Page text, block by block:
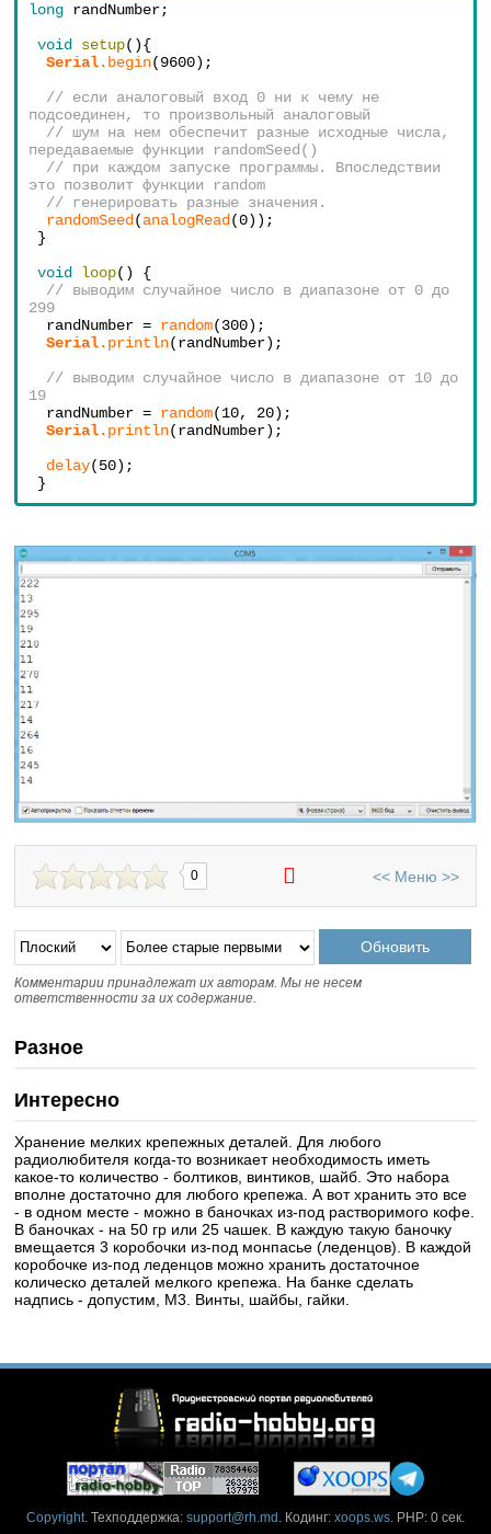
long randNumber;
void
setup(){
Serial.begin(9600);
// если аналоговый вход 0 ни к чему не
подсоединен, то произвольный аналоговый
// шум на нем обеспечит разные исходные числа,
передаваемые функции randomSeed()
// при каждом запуске программы. Впоследствии
это позволит функции random
// генерировать разные значения.
randomSeed (analogRead (0));
}
void
loop() {
// выводим случайное число в диапазоне от 0 до
299
randNumber = random(300);
Serial.println(randNumber);
// выводим случайное число в диапазоне от 10 до
19
randNumber = random(10, 20);
Serial.println(randNumber);
delay(50);
}
0 << Меню >>
Комментарии принадлежат их авторам. Мы не несем
ответственности за их содержание.
Разное
Интересно
Хранение мелких крепежных деталей. Для любого
радиолюбителя когда-то возникает необходимость иметь
какое-то количество - болтиков, винтиков, шайб. Это набора
вполне достаточно для любого крепежа. А вот хранить это все
- в одном месте - можно в баночках из-под растворимого кофе.
В баночках - на 50 гр или 25 чашек. В каждую такую баночку
вмещается 3 коробочки из-под монпасье (леденцов). В каждой
коробочке из-под леденцов можно хранить достаточное
колическо деталей мелкого крепежа. На банке сделать
надпись - допустим, М3. Винты, шайбы, гайки.
Copyright. Техподдержка: support@rh.md . Кодинг: xoops.ws. PHP: 0 сек.